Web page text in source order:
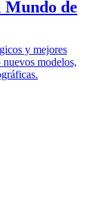
Mundo de
y mejores
nuevos modelos,